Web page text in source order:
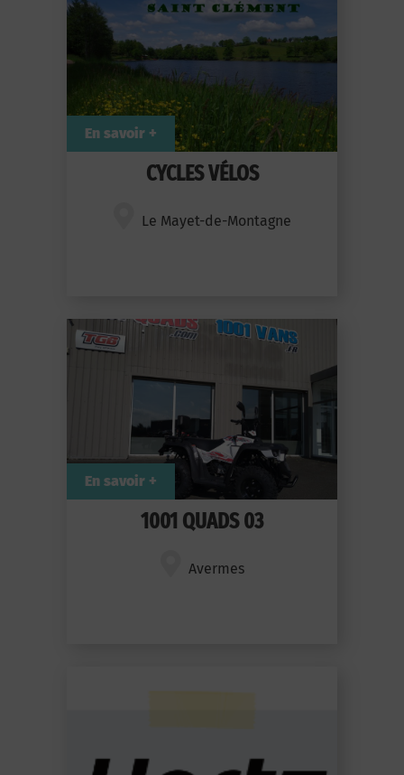
CYCLES VÉLOS
Le Mayet-de-Montagne
En savoir +
1001 QUADS 03
Avermes
En savoir +